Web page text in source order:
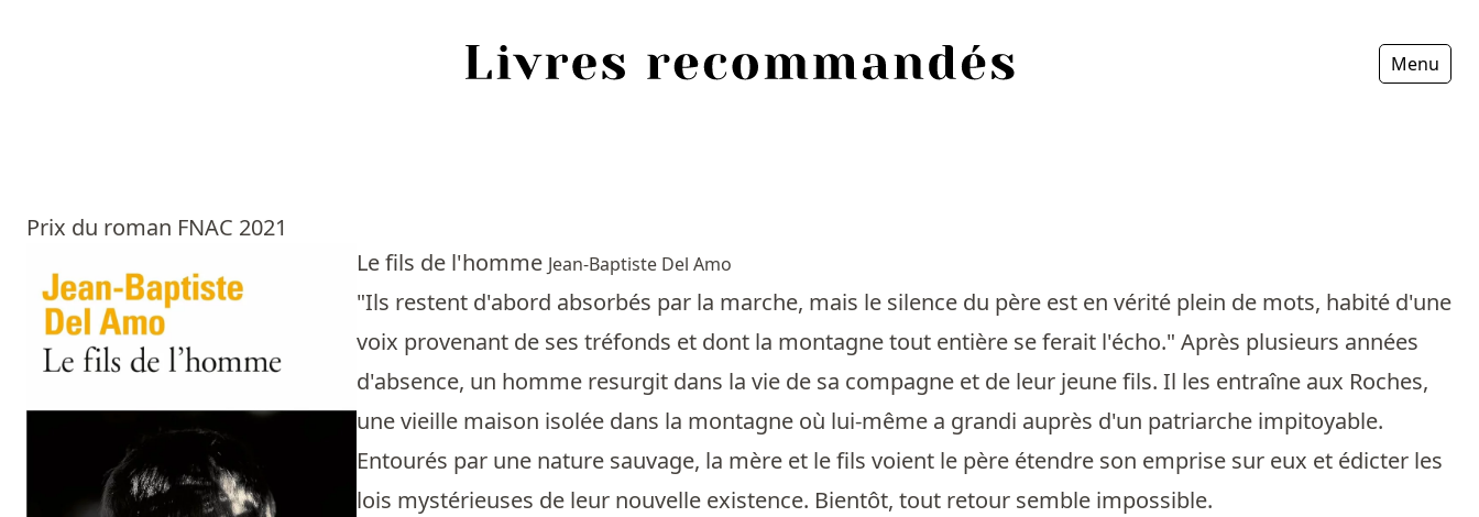
Menu
Prix du roman FNAC 2021
Le fils de l'homme Jean-Baptiste Del Amo
"Ils restent d'abord absorbés par la marche, mais le silence du père est en vérité plein de mots, habité d'une
voix provenant de ses tréfonds et dont la montagne tout entière se ferait l'écho." Après plusieurs années
d'absence, un homme resurgit dans la vie de sa compagne et de leur jeune fils. Il les entraîne aux Roches,
une vieille maison isolée dans la montagne où lui-même a grandi auprès d'un patriarche impitoyable.
Entourés par une nature sauvage, la mère et le fils voient le père étendre son emprise sur eux et édicter les
lois mystérieuses de leur nouvelle existence. Bientôt, tout retour semble impossible.
Sources
Personnes
Livres
Livres les plus recommandés
Prix littéraires